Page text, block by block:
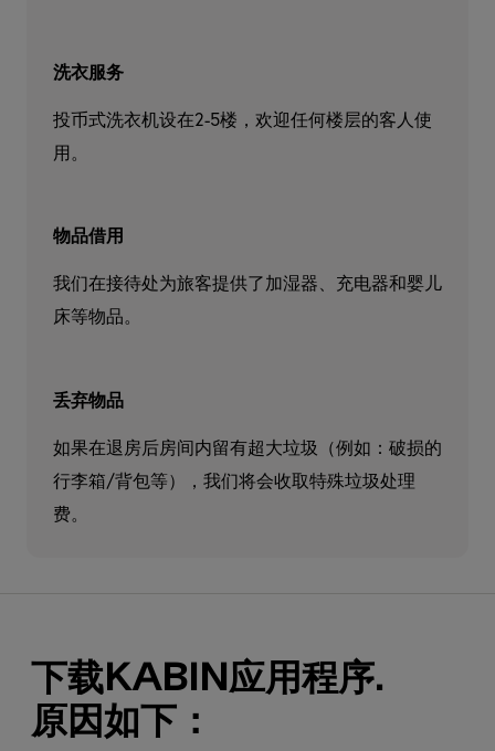
洗衣服务
投币式洗衣机设在2-5楼，欢迎任何楼层的客人使
用。
物品借用
我们在接待处为旅客提供了加湿器、充电器和婴儿
床等物品。
丢弃物品
如果在退房后房间内留有超大垃圾（例如：破损的
行李箱/背包等），我们将会收取特殊垃圾处理
费。
下载kabin应用程序.
原因如下：